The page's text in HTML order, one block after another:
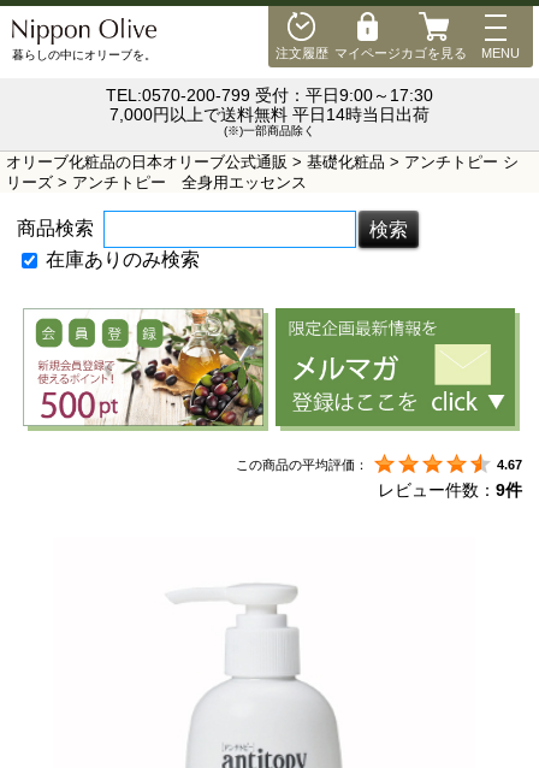
注文履歴 マイページカゴを見る
MENU
MENU
暮らしの中にオリーブを。
TEL:0570-200-799 受付：平日9:00～17:30
7,000円以上で送料無料 平日14時当日出荷
(※)一部商品除く
オリーブ化粧品の日本オリーブ公式通販 > 基礎化粧品 > アンチトピー シ
リーズ > アンチトピー 全身用エッセンス
商品検索
在庫ありのみ検索
この商品の平均評価： 4.67
レビュー件数： 9件